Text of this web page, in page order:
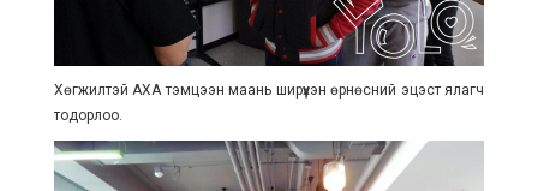
Хөгжилтэй АХА тэмцээн маань ширүүхэн өрнөсний эцэст ялагч
тодорлоо.